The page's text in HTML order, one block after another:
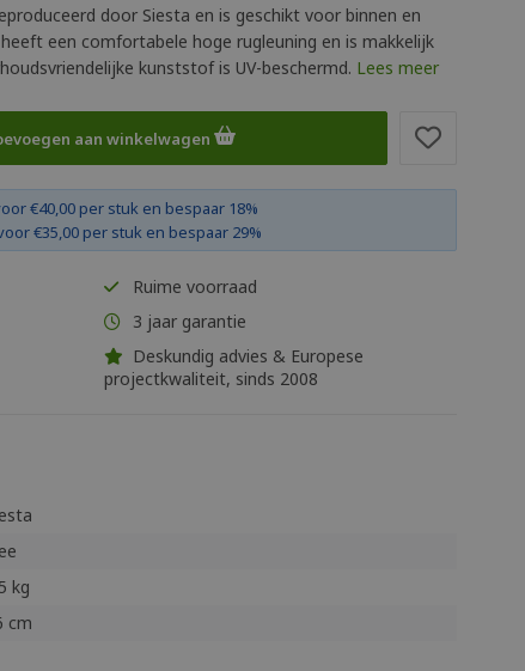
door Siesta en is geschikt voor binnen en
een comfortabele hoge rugleuning en is makkelijk
kunststof is UV-beschermd. Lees meer
aan winkelwagen
€40,00 per stuk en bespaar 18%
€35,00 per stuk en bespaar 29%
Ruime voorraad
3 jaar garantie
Deskundig advies & Europese
projectkwaliteit, sinds 2008
kg
cm